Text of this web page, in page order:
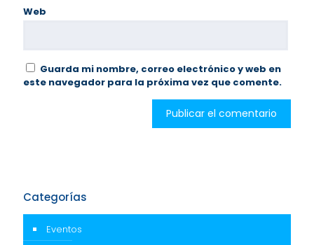
Web
Guarda mi nombre, correo electrónico y web en
este navegador para la próxima vez que comente.
Categorías
Eventos